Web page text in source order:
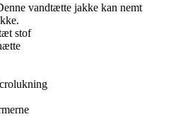
vandtætte jakke kan nemt
stof